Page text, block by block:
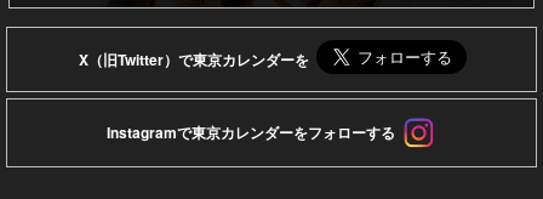
X（旧Twitter）で東京カレンダーを
Instagramで東京カレンダーをフォローする